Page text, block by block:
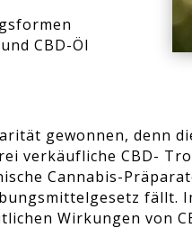
CBD-Öl
gewonnen, denn
verkäufliche CBD-
Cannabis-
fällt.
Wirkungen von